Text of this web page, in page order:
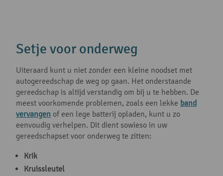
Setje voor onderweg
Uiteraard kunt u niet zonder een kleine noodset met
autogereedschap de weg op gaan. Het onderstaande
gereedschap is altijd verstandig om bij u te hebben. De
meest voorkomende problemen, zoals een lekke band
vervangen of een lege batterij opladen, kunt u zo
eenvoudig verhelpen. Dit dient sowieso in uw
gereedschapset voor onderweg te zitten:
Krik
Kruissleutel